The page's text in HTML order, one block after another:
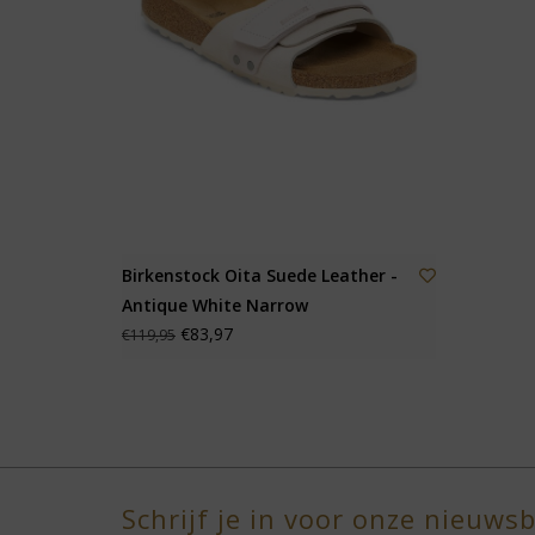
Birkenstock Oita Suede Leather -
Antique White Narrow
€119,95 €83,97
Schrijf je in voor onze